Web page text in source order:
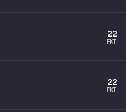
22
PKT
22
PKT